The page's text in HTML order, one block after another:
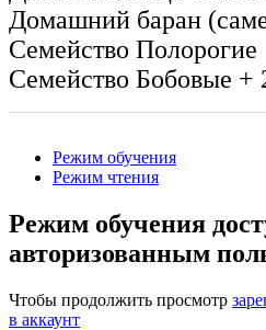
Домашний баран
Семейство Полорогие
Семейство Бобовые +
Режим обучения
Режим чтения
Режим обучения
авторизованным
Чтобы продолжить просмотр
в аккаунт